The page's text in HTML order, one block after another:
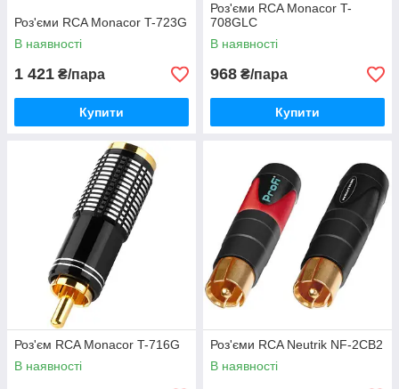
Роз'єми RCA Monacor T-723G
В наявності
1 421 ₴/пара
Купити
Роз'єми RCA Monacor T-
708GLC
В наявності
968 ₴/пара
Купити
Роз'єм RCA Monacor T-716G
В наявності
Роз'єми RCA Neutrik NF-2CB2
В наявності